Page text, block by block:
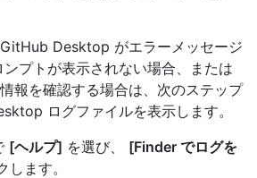
Desktop がエラーメッセージ
プトが表示されない場合、または
報を確認する場合は、次のステップ
ログファイルを表示します。
[ヘルプ] を選び、 [Finder でログを
します。